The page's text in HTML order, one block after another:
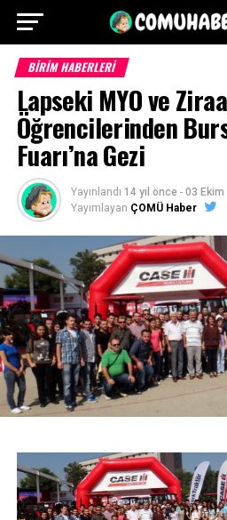
BİRİM HABERLERİ
Lapseki MYO ve
Öğrencilerinden
Fuarı’na Gezi
Yayınlandı 14 yıl önce - 03 Ekim
Yayımlayan ÇOMÜ Haber